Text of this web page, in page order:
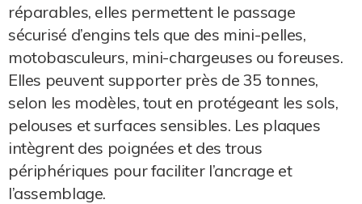
réparables, elles permettent le passage
sécurisé d’engins tels que des mini-pelles,
motobasculeurs, mini-chargeuses ou foreuses.
Elles peuvent supporter près de 35 tonnes,
selon les modèles, tout en protégeant les sols,
pelouses et surfaces sensibles. Les plaques
intègrent des poignées et des trous
périphériques pour faciliter l’ancrage et
l’assemblage.